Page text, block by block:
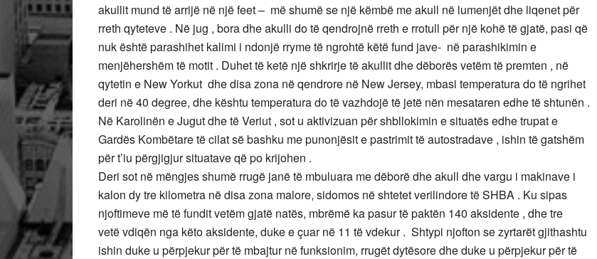
akullit mund të arrijë në një feet – më shumë se një këmbë me akull në lumenjët dhe liqenet për
rreth qyteteve . Në jug , bora dhe akulli do të qendrojnë rreth e rrotull për një kohë të gjatë, pasi që
nuk është parashihet kalimi i ndonjë rryme të ngrohtë këtë fund jave- në parashikimin e
menjëhershëm të motit . Duhet të ketë një shkrirje të akullit dhe dëborës vetëm të premten , në
qytetin e New Yorkut dhe disa zona në qendrore në New Jersey, mbasi temperatura do të ngrihet
deri në 40 degree, dhe kështu temperatura do të vazhdojë të jetë nën mesataren edhe të shtunën .
Në Karolinën e Jugut dhe të Veriut , sot u aktivizuan për shbllokimin e situatës edhe trupat e
Gardës Kombëtare të cilat së bashku me punonjësit e pastrimit të autostradave , ishin të gatshëm
për t’iu përgjigjur situatave që po krijohen .
Deri sot në mëngjes shumë rrugë janë të mbuluara me dëborë dhe akull dhe vargu i makinave i
kalon dy tre kilometra në disa zona malore, sidomos në shtetet verilindore të SHBA . Ku sipas
njoftimeve më të fundit vetëm gjatë natës, mbrëmë ka pasur të paktën 140 aksidente , dhe tre
vetë vdiqën nga këto aksidente, duke e çuar në 11 të vdekur . Shtypi njofton se zyrtarët gjithashtu
ishin duke u përpjekur për të mbajtur në funksionim, rrugët dytësore dhe duke u përpjekur për të